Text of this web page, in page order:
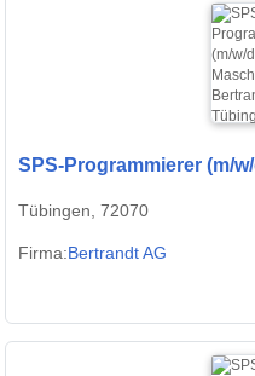
SPS-Programmierer (m/
Tübingen, 72070
Firma:Bertrandt AG